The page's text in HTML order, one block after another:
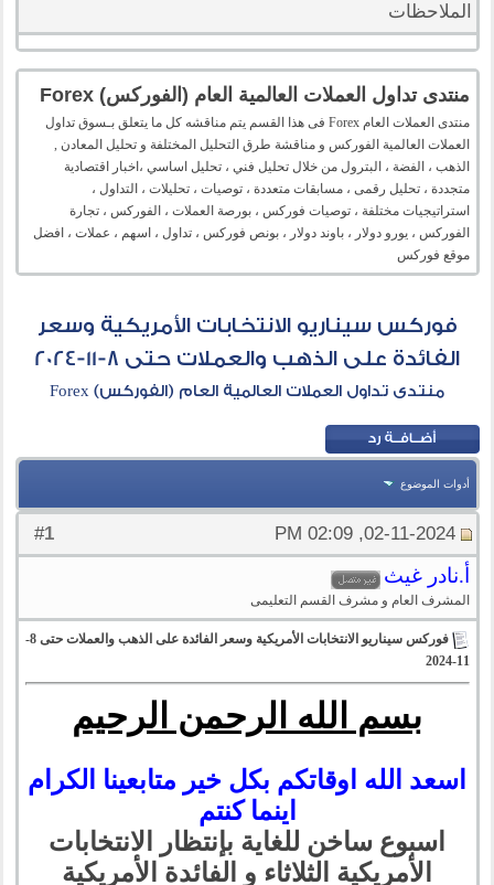
الملاحظات
منتدى تداول العملات العالمية العام (الفوركس) Forex
منتدى العملات العام Forex فى هذا القسم يتم مناقشه كل ما يتعلق بـسوق تداول
العملات العالمية الفوركس و مناقشة طرق التحليل المختلفة و تحليل المعادن ,
الذهب ، الفضة ، البترول من خلال تحليل فني ، تحليل اساسي ،اخبار اقتصادية
متجددة ، تحليل رقمى ، مسابقات متعددة ، توصيات ، تحليلات ، التداول ،
استراتيجيات مختلفة ، توصيات فوركس ، بورصة العملات ، الفوركس ، تجارة
الفوركس ، يورو دولار ، باوند دولار ، بونص فوركس ، تداول ، اسهم ، عملات ، افضل
موقع فوركس
فوركس سيناريو الانتخابات الأمريكية وسعر
الفائدة على الذهب والعملات حتى 8-11-2024
منتدى تداول العملات العالمية العام (الفوركس) Forex
أدوات الموضوع
#
1 02-11-2024, 02:09 PM
أ.نادر غيث
المشرف العام و مشرف القسم التعليمى
فوركس سيناريو الانتخابات الأمريكية وسعر الفائدة على الذهب والعملات حتى 8-
11-2024
بسم الله الرحمن الرحيم
اسعد الله اوقاتكم بكل خير متابعينا الكرام
اينما كنتم
اسبوع ساخن للغاية بإنتظار الانتخابات
الأمريكية الثلاثاء و الفائدة الأمريكية